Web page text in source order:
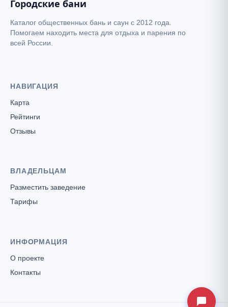
Городские бани
Каталог общественных бань и саун с 2012 года.
Помогаем находить места для отдыха и парения по
всей России.
НАВИГАЦИЯ
Карта
Рейтинги
Отзывы
ВЛАДЕЛЬЦАМ
Разместить заведение
Тарифы
ИНФОРМАЦИЯ
О проекте
Контакты